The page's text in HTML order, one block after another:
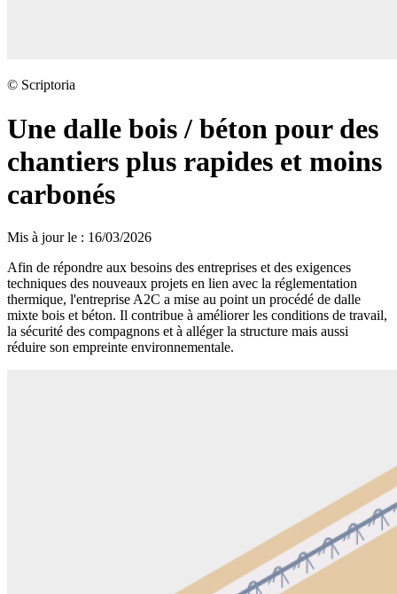
© Scriptoria
Une dalle bois / béton pour des
chantiers plus rapides et moins
carbonés
Mis à jour le : 16/03/2026
Afin de répondre aux besoins des entreprises et des exigences
techniques des nouveaux projets en lien avec la réglementation
thermique, l'entreprise A2C a mise au point un procédé de dalle
mixte bois et béton. Il contribue à améliorer les conditions de travail,
la sécurité des compagnons et à alléger la structure mais aussi
réduire son empreinte environnementale.